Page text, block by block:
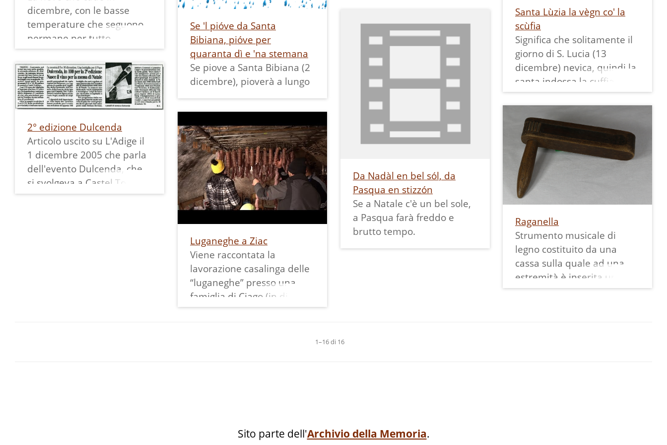
ricerca libera, se avete
richieste o precisazioni da
fare non esitate a
contattarci.
marzo dava lavoro fino ad
una cinquantina di donne.
Qui vediamo alcune di loro
impegnate a rompere le
noci e dividere i gherigli a
Santa Lùzia la vègn co' la
scùfia
Significa che solitamente il
giorno di S. Lucia (13
dicembre) nevica, quindi la
santa indossa la cuffia.
dicembre, con le basse
temperature che seguono,
permane per tutto
l'inverno.
La fotografia è tratta da
questo contenuto:
Se 'l pióve da Santa
Bibiana, pióve per
quaranta dì e 'na stemana
Se piove a Santa Bibiana (2
dicembre), pioverà a lungo
Da Nadàl en bel sól, da
Pasqua en stizzón
Se a Natale c'è un bel sole,
a Pasqua farà freddo e
brutto tempo.
2° edizione Dulcenda
Articolo uscito su L'Adige il
1 dicembre 2005 che parla
dell'evento Dulcenda, che
si svolgeva a Castel Toblino.
In particolare si fa
Raganella
Strumento musicale di
legno costituito da una
cassa sulla quale ad una
estremità è inserita una
ruota dentata attaccata ad
Luganeghe a Ziac
Viene raccontata la
lavorazione casalinga delle
“luganeghe” presso una
famiglia di Ciago (in dialetto
Ziac), che tradizionalmente
bimbi piccoli fino alla loro
1–16 di 16
Sito parte dell'Archivio della Memoria.